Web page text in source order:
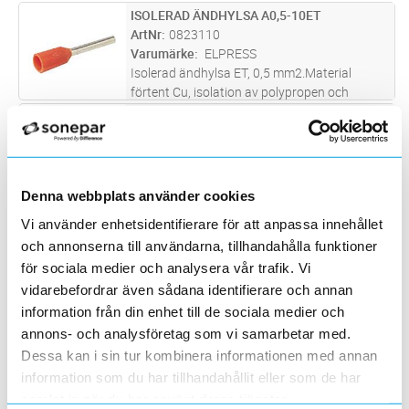
Denna webbplats använder cookies
Vi använder enhetsidentifierare för att anpassa innehållet
och annonserna till användarna, tillhandahålla funktioner
för sociala medier och analysera vår trafik. Vi
vidarebefordrar även sådana identifierare och annan
information från din enhet till de sociala medier och
annons- och analysföretag som vi samarbetar med.
Dessa kan i sin tur kombinera informationen med annan
information som du har tillhandahållit eller som de har
samlat in när du har använt deras tjänster.
Rekommenderat verktyg EEB0160.
ST Lägg i kundvagn
ISOLERAD ÄNDHYLSA A0,5-10ET
ArtNr 0823110
Varumärke
ELPRESS
Isolerad ändhylsa ET, 0,5 mm2.Material
förtent Cu, isolation av polypropen och
ISOLERAD TWINÄNDHYLSA A1,5-12ET2
Varumärke ELPRESS
förtent Cu, isolation av polypropen
ST Lägg i kundvagn
ÄNDHYLSA 1,0 8MM GUL PÅSE/500
ArtNr
0890834
Varumärke WEIDMÜLLER
Elektrogalvaniserad kopparhylsa för skydd av
skalade flexibla kabelledare. Krimpning av
kabelns ändhylsor skyddar kablarna och ger
permanent stabila elektriska anslutningar.
ST Lägg i kundvagn
ISOLERAD TWINÄNDHYLSA A10-14ET2
ArtNr 0823324
Varumärke ELPRESS
Isolerad TWIN-ändhylsa ET, 10 mm2.Material